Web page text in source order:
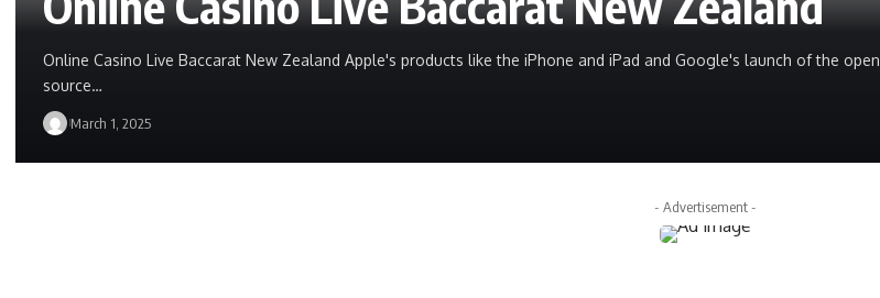
Online Casino Live Baccarat New Zealand Apple's products like the iPhone and iPad and Google's launch of the open
source…
March 1, 2025
- Advertisement -